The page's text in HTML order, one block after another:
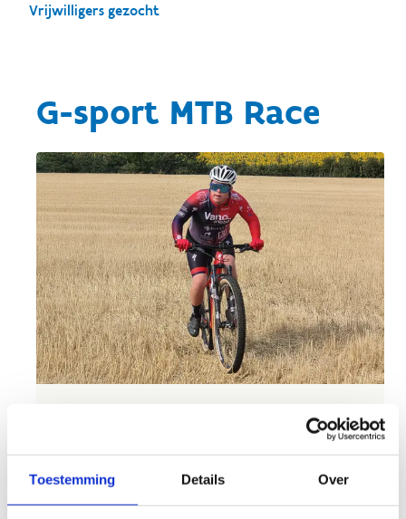
Toestemming Details Over
Vrijwilligers gezocht
G-sport MTB Race
Op zondag 31 mei 2026 organiseren we eenG-
mountainbikewedstrijd. Een uitdagend,
toegankelijk en vooral plezierig parcours waar